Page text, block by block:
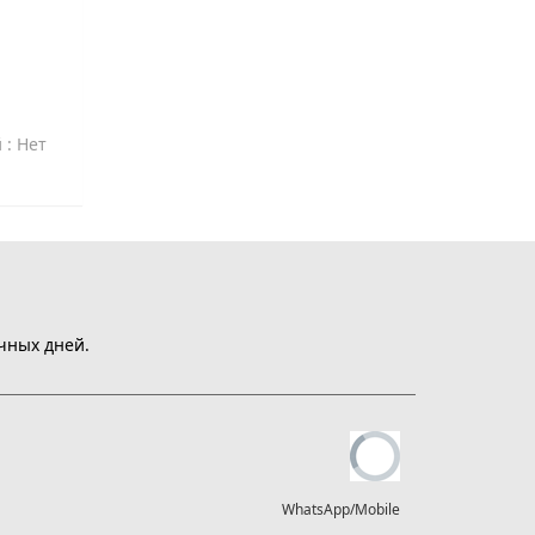
: Нет
дней.
WhatsApp/Mobile